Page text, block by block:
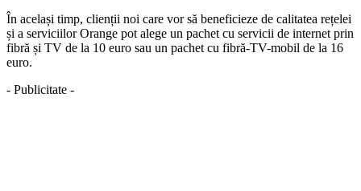
În același timp, clienții noi care vor să beneficieze de calitatea rețelei
și a serviciilor Orange pot alege un pachet cu servicii de internet prin
fibră și TV de la 10 euro sau un pachet cu fibră-TV-mobil de la 16
euro.
- Publicitate -